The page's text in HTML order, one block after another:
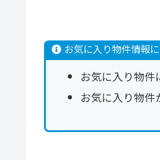
お気に入り物件情報
お気に入り物件
お気に入り物件